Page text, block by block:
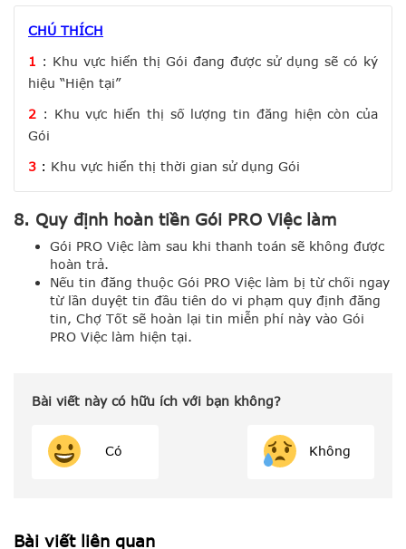
CHÚ THÍCH
1 : Khu vực hiển thị Gói đang được sử dụng sẽ có ký
hiệu “Hiện tại”
2 : Khu vực hiển thị số lượng tin đăng hiện còn của
Gói
3 : Khu vực hiển thị thời gian sử dụng Gói
8. Quy định hoàn tiền Gói PRO Việc làm
Gói PRO Việc làm sau khi thanh toán sẽ không được
hoàn trả.
Nếu tin đăng thuộc Gói PRO Việc làm bị từ chối ngay
từ lần duyệt tin đầu tiên do vi phạm quy định đăng
tin, Chợ Tốt sẽ hoàn lại tin miễn phí này vào Gói
PRO Việc làm hiện tại.
Bài viết này có hữu ích với bạn không?
Có Không
Bài viết liên quan